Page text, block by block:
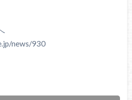
news/930